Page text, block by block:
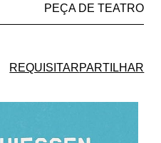
PEÇA DE TEATRO
REQUISITARPARTILHAR